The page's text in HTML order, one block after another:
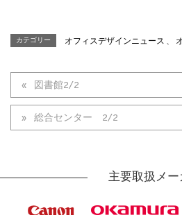
カテゴリー オフィスデザインニュース 、
図書館2/2
総合センター 2/2
主要取扱メー